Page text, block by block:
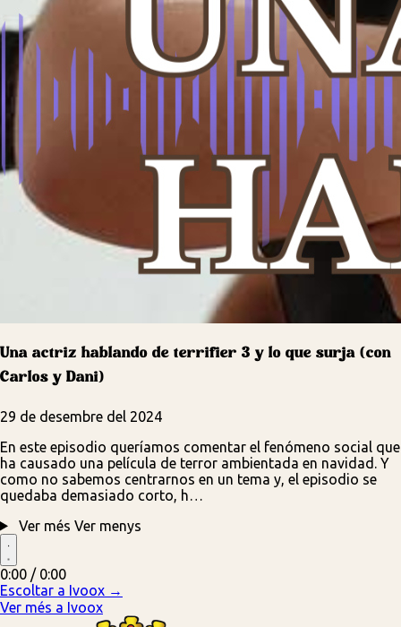
Una actriz hablando de terrifier 3 y lo que surja (con
Carlos y Dani)
29 de desembre del 2024
En este episodio queríamos comentar el fenómeno social que
ha causado una película de terror ambientada en navidad. Y
como no sabemos centrarnos en un tema y, el episodio se
quedaba demasiado corto, h…
Ver més Ver menys
0:00 / 0:00
Escoltar a Ivoox →
Ver més a Ivoox